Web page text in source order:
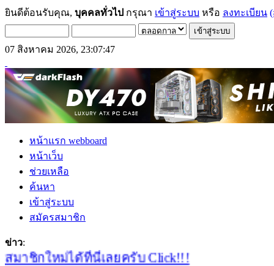
ยินดีต้อนรับคุณ, บุคคลทั่วไป กรุณา เข้าสู่ระบบ หรือ ลงทะเบียน
07 สิงหาคม 2026, 23:07:47
หน้าแรก webboard
หน้าเว็บ
ช่วยเหลือ
ค้นหา
เข้าสู่ระบบ
สมัครสมาชิก
ข่าว:
ชิกใหม่ได้ที่นี่เลยครับ Click!!!